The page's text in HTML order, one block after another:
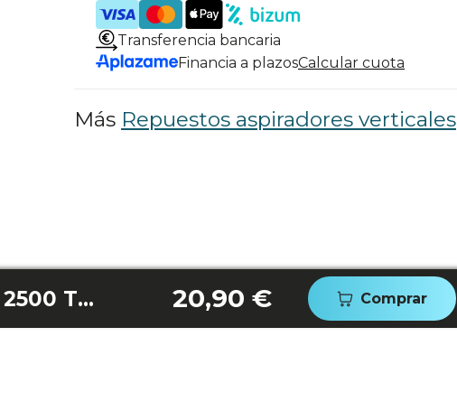
Transferencia bancaria
Financia a plazosCalcular cuota
Más Repuestos aspiradores verticales
Accesorio 2En1 Conga Rockstar 2500 Thunder Jalisco/2500 Thunder Flex Animal 20,90 € Comprar